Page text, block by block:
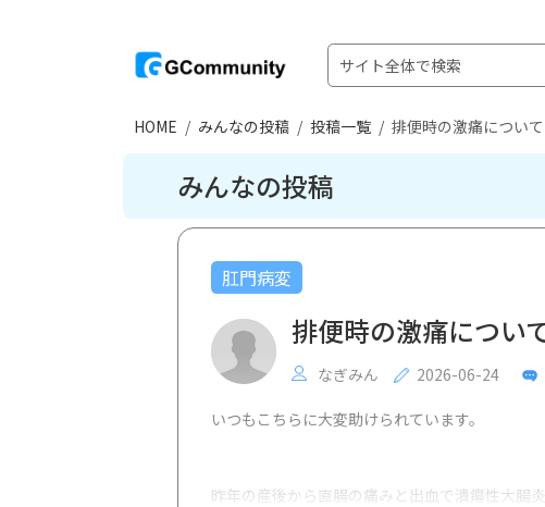
HOME みんなの投稿 投稿一覧 排便時の激痛について
みんなの投稿
肛門病変
排便時の激痛につい
なぎみん 2026-06-24
いつもこちらに大変助けられています。
昨年の産後から直腸の痛みと出血で潰瘍性大腸